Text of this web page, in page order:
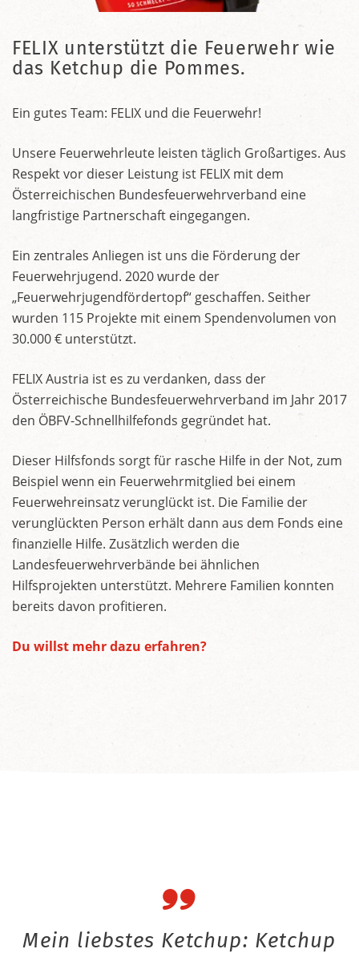
FELIX unterstützt die Feuerwehr wie
das Ketchup die Pommes.
Ein gutes Team: FELIX und die Feuerwehr!
Unsere Feuerwehrleute leisten täglich Großartiges. Aus
Respekt vor dieser Leistung ist FELIX mit dem
Österreichischen Bundesfeuerwehrverband eine
langfristige Partnerschaft eingegangen.
Ein zentrales Anliegen ist uns die Förderung der
Feuerwehrjugend. 2020 wurde der
„Feuerwehrjugendfördertopf“ geschaffen. Seither
wurden 115 Projekte mit einem Spendenvolumen von
30.000 € unterstützt.
FELIX Austria ist es zu verdanken, dass der
Österreichische Bundesfeuerwehrverband im Jahr 2017
den ÖBFV-Schnellhilfefonds gegründet hat.
Dieser Hilfsfonds sorgt für rasche Hilfe in der Not, zum
Beispiel wenn ein Feuerwehrmitglied bei einem
Feuerwehreinsatz verunglückt ist. Die Familie der
verunglückten Person erhält dann aus dem Fonds eine
finanzielle Hilfe. Zusätzlich werden die
Landesfeuerwehrverbände bei ähnlichen
Hilfsprojekten unterstützt. Mehrere Familien konnten
bereits davon profitieren.
Du willst mehr dazu erfahren?
Mein liebstes Ketchup: Ketchup